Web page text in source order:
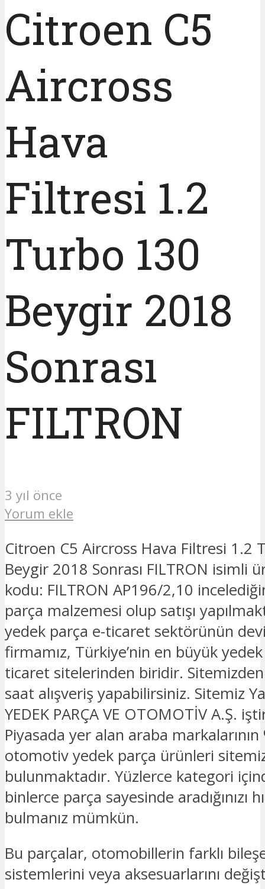
Citroen C5
Aircross
Hava
Filtresi 1.2
Turbo 130
Beygir 2018
Sonrası
FILTRON
3 yıl önce
Yorum ekle
Citroen C5 Aircross Hava Filtresi 1.2
Beygir 2018 Sonrası FILTRON isimli
kodu: FILTRON AP196/2,10
parça malzemesi olup satışı
yedek parça e-ticaret sektörünün
firmamız, Türkiye’nin en büyük
ticaret sitelerinden biridir.
saat alışveriş yapabilirsiniz. Sitemiz
YEDEK PARÇA VE OTOMOTİV A.Ş.
Piyasada yer alan araba markalarının
otomotiv yedek parça ürünleri
bulunmaktadır. Yüzlerce kategori
binlerce parça sayesinde aradığınızı
bulmanız mümkün.
Bu parçalar, otomobillerin farklı
sistemlerini veya aksesuarlarını